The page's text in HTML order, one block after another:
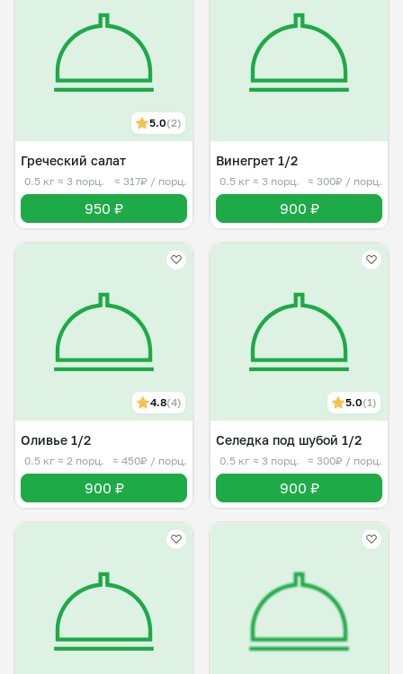
5.0(2)
Греческий салат
0.5 кг ≈ 3 порц. ≈ 317₽ / порц.
950 ₽
Винегрет 1/2
0.5 кг ≈ 3 порц. ≈ 300₽ / порц.
900 ₽
4.8(4)
Оливье 1/2
0.5 кг ≈ 2 порц. ≈ 450₽ / порц.
900 ₽
5.0(1)
Селедка под шубой 1/2
0.5 кг ≈ 3 порц. ≈ 300₽ / порц.
900 ₽